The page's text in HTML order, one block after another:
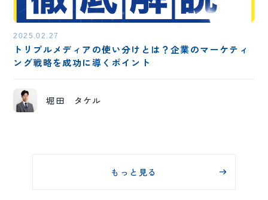
2025.02.27
トリプルメディアの使い分けとは？企業のマーケティ
ング戦略を成功に導くポイント
堀田 タケル
もっと見る